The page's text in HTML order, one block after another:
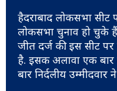
हैदराबाद लोकसभा
लोकसभा चुनाव हो चुके
जीत दर्ज की. इस सीट
है. इसक अलावा एक बार
बार निर्दलीय